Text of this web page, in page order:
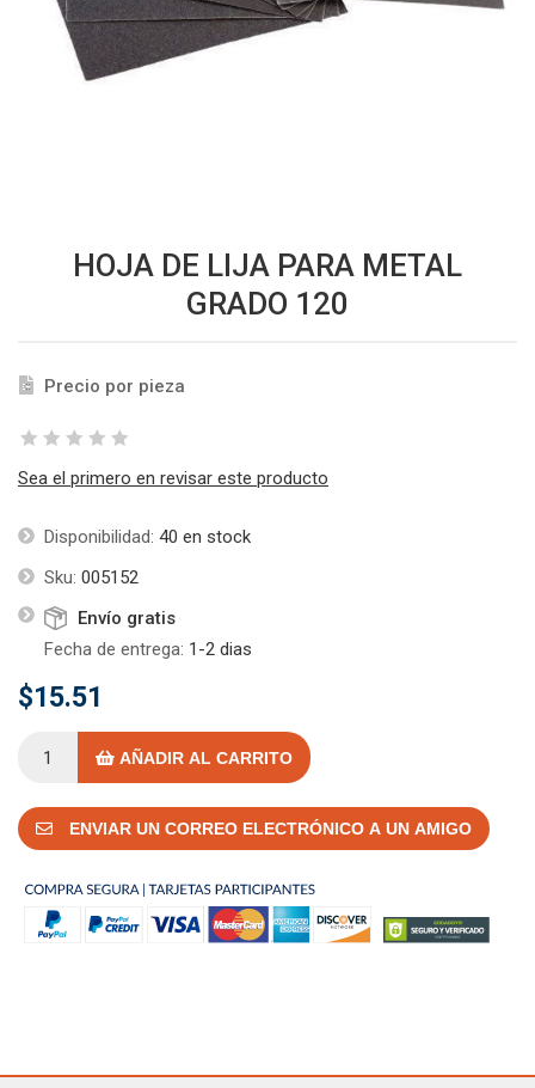
HOJA DE LIJA PARA METAL
GRADO 120
Precio por pieza
Sea el primero en revisar este producto
Disponibilidad: 40 en stock
Sku: 005152
Envío gratis
Fecha de entrega: 1-2 dias
$15.51
AÑADIR AL CARRITO
ENVIAR UN CORREO ELECTRÓNICO A UN AMIGO